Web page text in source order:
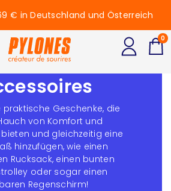
und
praktische Geschenke, die
von Komfort und
bieten und gleichzeitig eine
hinzufügen, wie einen
Rucksack, einen bunten
oder sogar einen
Regenschirm!
€ in Deutschland und Österreich
0